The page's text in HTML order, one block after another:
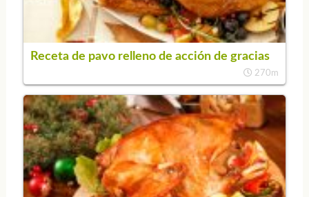
Receta de pavo relleno de acción de gracias
270m